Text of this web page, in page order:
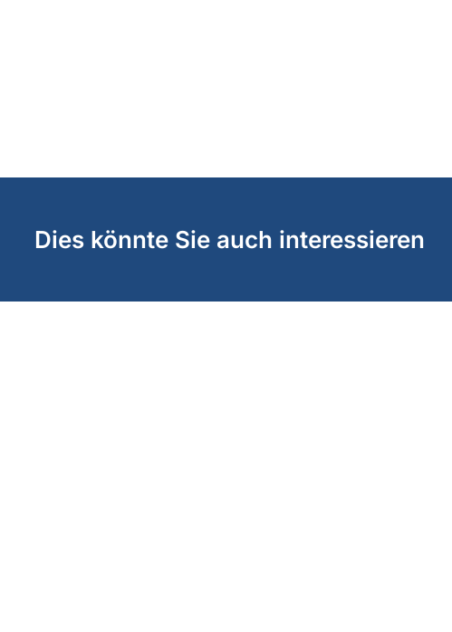
Dies könnte Sie auch interessieren